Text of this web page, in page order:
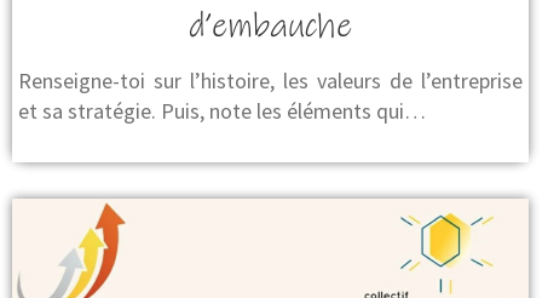
d’embauche
Renseigne-toi sur l’histoire, les valeurs de l’entreprise
et sa stratégie. Puis, note les éléments qui…